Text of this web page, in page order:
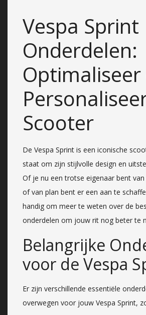
Vespa Sprint
Onderdelen:
Optimaliseer
Scooter
De Vespa Sprint is een iconische
staat om zijn stijlvolle design en
Of je nu een trotse eigenaar bent van
of van plan bent er een aan te
handig om meer te weten over de
onderdelen om jouw rit nog beter te
Belangrijke
voor de Vespa
Er zijn verschillende essentiële
overwegen voor jouw Vespa Sprint,